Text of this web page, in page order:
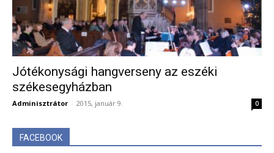
Jótékonysági hangverseny az eszéki
székesegyházban
Adminisztrátor - 2015, január 9. 0
FACEBOOK